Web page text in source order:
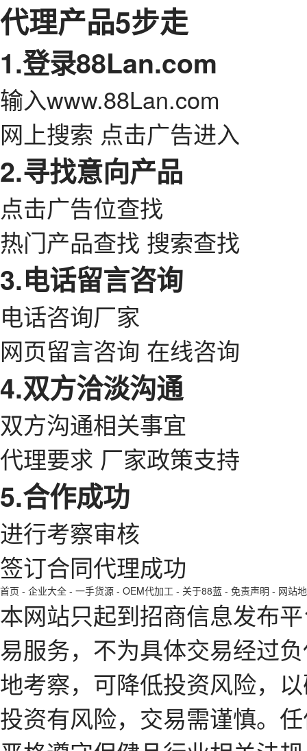
代理产品5步走
1.登录88Lan.com
输入www.88Lan.com
网上搜索 点击广告进入
2.寻找意向产品
点击广告位查找
热门产品查找 搜索查找
3.电话留言咨询
电话咨询厂家
网页留言咨询 在线咨询
4.双方洽淡沟通
双方沟通相关事宜
代理要求 厂家政策支持
5.合作成功
进行考察审核
签订合同代理成功
首页 - 企业大全 - 一手货源 - OEM代加工 - 关于88蓝 - 免责声明 - 网站
本网站只起到招商信息发布
易服务，不为具体交易经过
地考察，可降低投资风险，
投资有风险，交易需谨慎。